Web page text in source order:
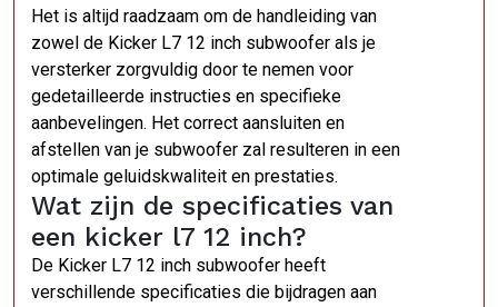
Het is altijd raadzaam om de handleiding van
zowel de Kicker L7 12 inch subwoofer als je
versterker zorgvuldig door te nemen voor
gedetailleerde instructies en specifieke
aanbevelingen. Het correct aansluiten en
afstellen van je subwoofer zal resulteren in een
optimale geluidskwaliteit en prestaties.
Wat zijn de specificaties van
een kicker l7 12 inch?
De Kicker L7 12 inch subwoofer heeft
verschillende specificaties die bijdragen aan